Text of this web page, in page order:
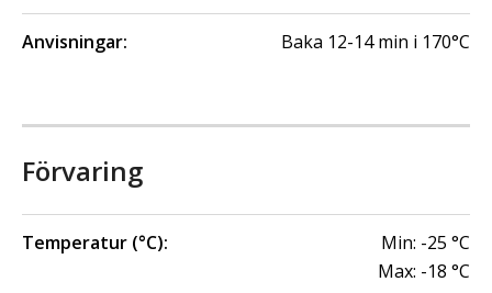
Anvisningar: Baka 12-14 min i 170°C
Förvaring
Temperatur (°C): Min: -25 °C
Max: -18 °C